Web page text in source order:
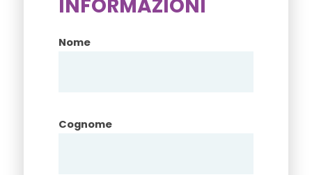
INFORMAZIONI
Nome
Cognome